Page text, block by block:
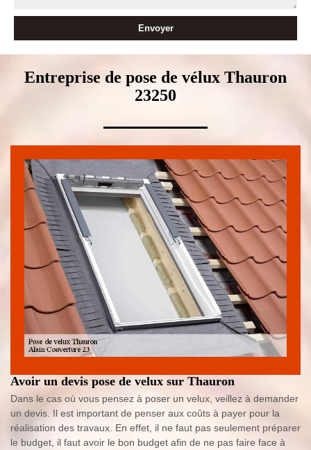
Entreprise de pose de vélux Thauron
23250
Avoir un devis pose de velux sur Thauron
Dans le cas où vous pensez à poser un velux, veillez à demander
un devis. Il est important de penser aux coûts à payer pour la
réalisation des travaux. En effet, il ne faut pas seulement préparer
le budget, il faut avoir le bon budget afin de ne pas faire face à